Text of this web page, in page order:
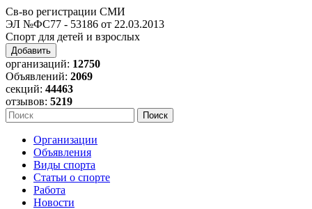
Св-во регистрации СМИ
ЭЛ №ФС77 - 53186 от 22.03.2013
Спорт для детей и взрослых
Добавить
организаций: 12750
Объявлений: 2069
секций: 44463
отзывов: 5219
Организации
Объявления
Виды спорта
Статьи о спорте
Работа
Новости